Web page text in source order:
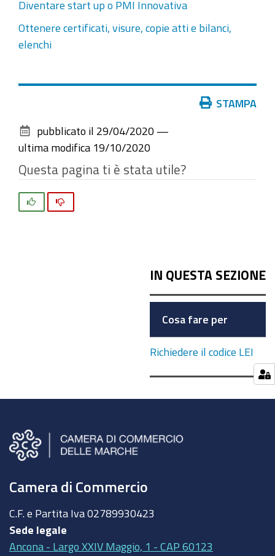
Diventare start up o PMI Innovativa
Ottenere certificati, visure, copie atti e bilanci,
elenchi
documento
STAMPA
pubblicato il 29/04/2020 —
ultima modifica 19/10/2020
Questa pagina ti è stata utile?
IN QUESTA SEZIONE
Cosa fare per
Richiedere il codice LEI
Camera di Commercio
C.F. e Partita Iva 02789930423
Sede legale
Ancona - Largo XXIV Maggio, 1 - CAP 60123